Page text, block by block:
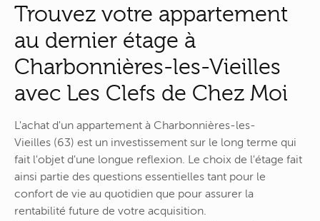
Trouvez votre appartement
au dernier étage à
Charbonnières-les-Vieilles
avec Les Clefs de Chez Moi
L'achat d'un appartement à Charbonnières-les-
Vieilles (63) est un investissement sur le long terme qui
fait l'objet d'une longue reflexion. Le choix de l'étage fait
ainsi partie des questions essentielles tant pour le
confort de vie au quotidien que pour assurer la
rentabilité future de votre acquisition.